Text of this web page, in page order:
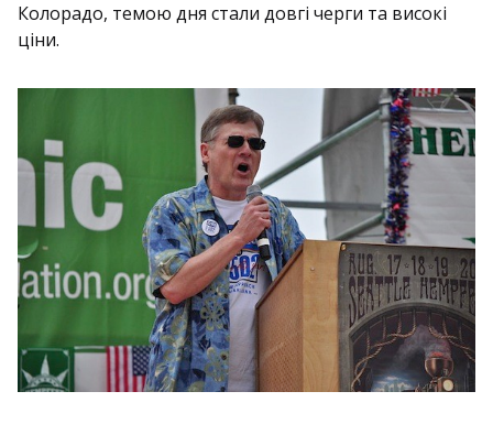
Колорадо, темою дня стали довгі черги та високі
ціни.